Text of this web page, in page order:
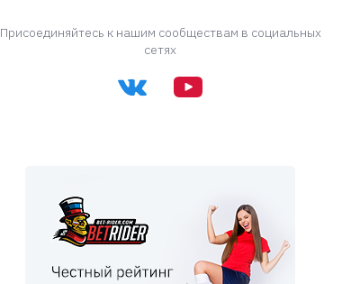
Присоединяйтесь к нашим сообществам в социальных
сетях